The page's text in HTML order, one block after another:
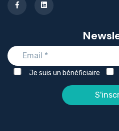
Je suis un bénéficiaire